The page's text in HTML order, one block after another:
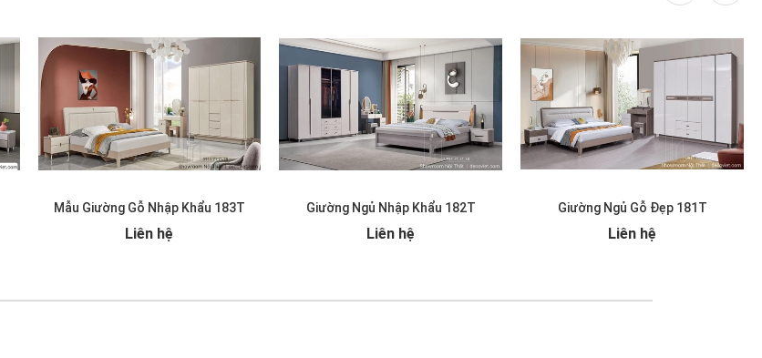
Mẫu Giường Gỗ Nhập Khẩu 183T
Liên hệ
Giường Ngủ Nhập Khẩu 182T
Liên hệ
Giường Ngủ Gỗ Đẹp 181T
Liên hệ